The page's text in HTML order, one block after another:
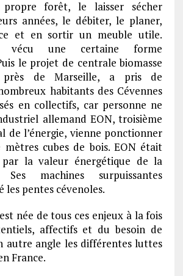
forêt, le laisser sécher
années, le débiter, le planer,
et en sortir un meuble utile.
vécu une certaine forme
le projet de centrale biomasse
près de Marseille, a pris de
habitants des Cévennes
en collectifs, car personne ne
allemand EON, troisième
de l’énergie, vienne ponctionner
mètres cubes de bois. EON était
la valeur énergétique de la
Ses machines surpuissantes
les pentes cévenoles.
née de tous ces enjeux à la fois
affectifs et du besoin de
autre angle les différentes luttes
France.